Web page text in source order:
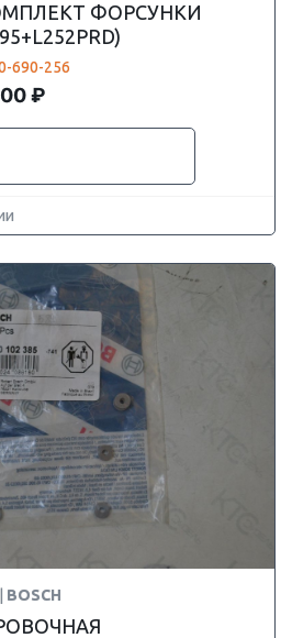
ФОРСУНКИ
690-256
₽
BOSCH